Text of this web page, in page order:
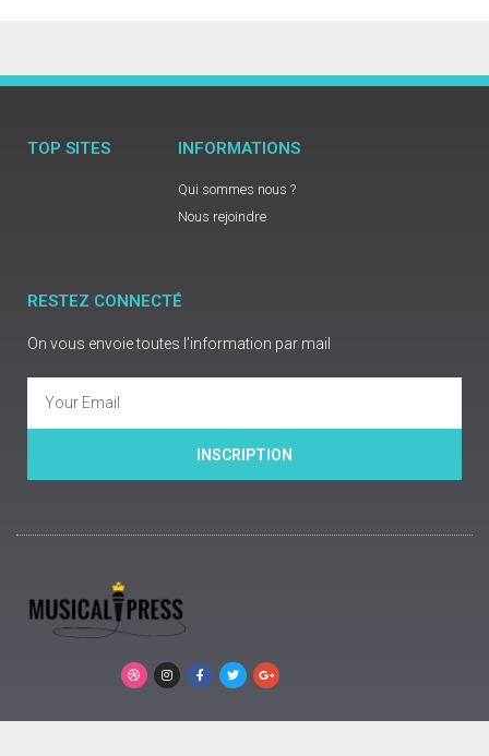
TOP SITES INFORMATIONS
Qui sommes nous ?
Nous rejoindre
RESTEZ CONNECTÉ
On vous envoie toutes l’information par mail
INSCRIPTION